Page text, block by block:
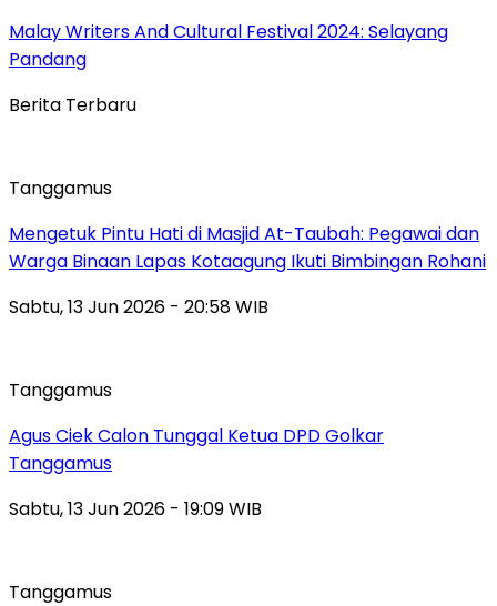
Malay Writers And Cultural Festival 2024: Selayang
Pandang
Berita Terbaru
Tanggamus
Mengetuk Pintu Hati di Masjid At-Taubah: Pegawai dan
Warga Binaan Lapas Kotaagung Ikuti Bimbingan Rohani
Sabtu, 13 Jun 2026 - 20:58 WIB
Tanggamus
Agus Ciek Calon Tunggal Ketua DPD Golkar
Tanggamus
Sabtu, 13 Jun 2026 - 19:09 WIB
Tanggamus